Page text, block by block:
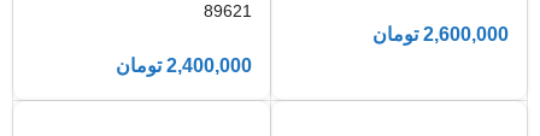
2,600,000 تومان
89621
2,400,000 تومان